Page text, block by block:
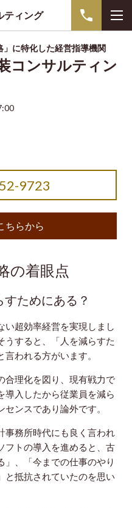
ティング
に特化した経営指導機関
コンサルティン
9723
ちらから
の着眼点
ためにある？
い超効率経営を実現しまし
うすると、「人を減らすた
われる方がいます。
合理化を図り、現有戦力で
導入したから従業員を減ら
ンスであり論外です。
事務所時代にも良く言われ
フトの導入を進めると、古
」、「今までの仕事のやり
と抵抗されていたのを思い